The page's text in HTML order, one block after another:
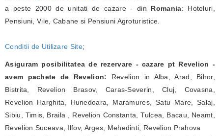
a peste 2000 de unitati de cazare - din Romania: Hoteluri,
Pensiuni, Vile, Cabane si Pensiuni Agroturistice.
Conditii de Utilizare Site;
Asiguram posibilitatea de rezervare - cazare pt Revelion -
avem pachete de Revelion: Revelion in Alba, Arad, Bihor,
Bistrita, Revelion Brasov, Caras-Severin, Cluj, Covasna,
Revelion Harghita, Hunedoara, Maramures, Satu Mare, Salaj,
Sibiu, Timis, Braila , Revelion Constanta, Tulcea, Bacau, Neamt,
Revelion Suceava, Ilfov, Arges, Mehedinti, Revelion Prahova